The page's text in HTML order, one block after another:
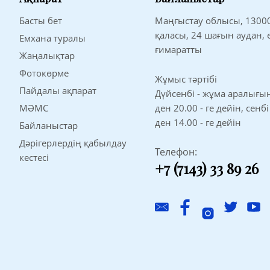
Басты бет
Емхана туралы
Жаңалықтар
Фотокөрме
Пайдалы ақпарат
МӘМС
Байланыстар
Дәрігерлердің қабылдау
кестесі
Маңғыстау облысы,
қаласы, 24 шағын аудан,
ғимаратты
Жұмыс тәртібі
Дүйсенбі - жұма
ден 20.00 - ге дейін,
ден 14.00 - ге дейін
Телефон:
+7 (7143) 33 89 26